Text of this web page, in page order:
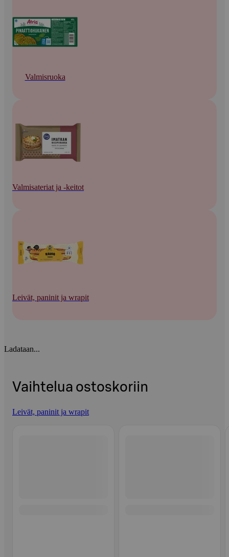
Valmisruoka
Valmisateriat ja -keitot
Leivät, paninit ja wrapit
Ladataan...
Vaihtelua ostoskoriin
Leivät, paninit ja wrapit